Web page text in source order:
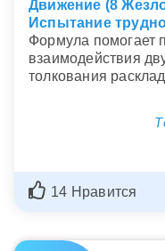
Движение (8
Испытание
Формула помогает
взаимодействия
толкования
14 Нравится